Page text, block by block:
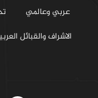
عربي وعالمي
الاشراف والقبائل